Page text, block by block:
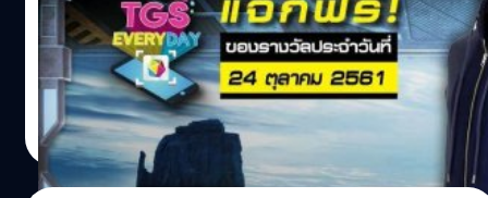
ซื้อบัตรเล่นกิจกรรมด่วน...คุณอาจเป็นผู้โชคดีคนต่อไป!! พบ
กับของรางวัล "TGS EVERYDAY" ? ประจำวันที่ 24 ตุลาคม
2561 ได้แก่ : แจก!! เสื้อฮู้ดเกม League of Legends (Yasuo)
ลิขสิทธิ์แท้ จำนวน 1 รางวัล เสื้อแจ็กเก็ตสุดเท่จากฮีโร่ Yasuo
เกม League of Legends (LoL) งานลิขสิทธิ์แท้ที่ไม่มีจำหน่าย
ในประเทศไทย กติกาพร้อมลุ้นของรางวัล
: https://goo.gl/ZA5hou ดาวน์โหลดแอปฯ TrueMoney
salinee tintumrong| 2846 days ago
Read More